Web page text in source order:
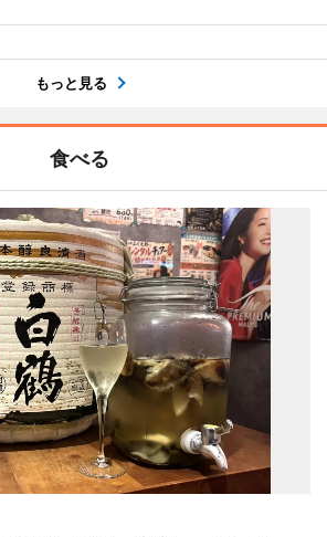
もっと見る
食べる